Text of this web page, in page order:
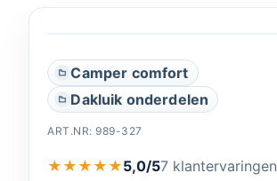
Camper comfort
Dakluik onderdelen
ART.NR:989-327
★ ★ ★ ★ ★5,0/57 klantervaringen